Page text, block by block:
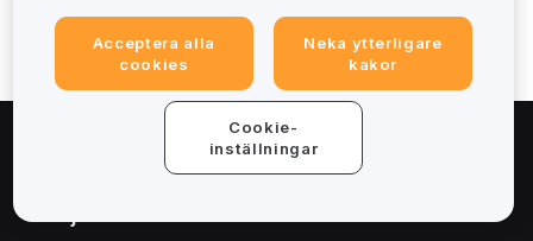
Acceptera alla
cookies
Neka ytterligare
kakor
Cookie-
inställningar